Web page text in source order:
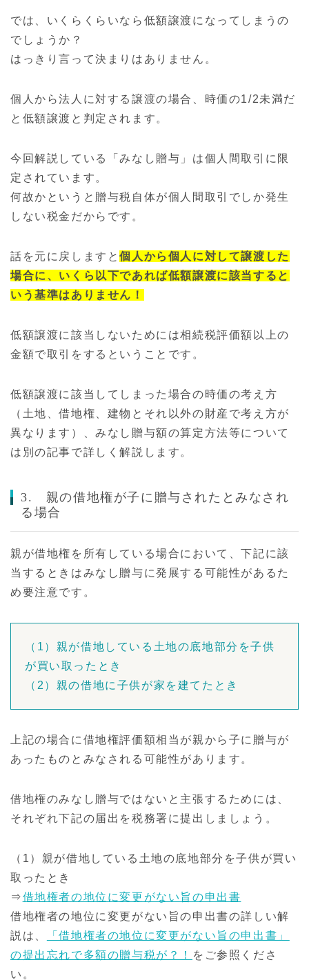
では、いくらくらいなら低額譲渡になってしまうの
でしょうか？
はっきり言って決まりはありません。
個人から法人に対する譲渡の場合、時価の1/2未満だ
と低額譲渡と判定されます。
今回解説している「みなし贈与」は個人間取引に限
定されています。
何故かというと贈与税自体が個人間取引でしか発生
しない税金だからです。
話を元に戻しますと個人から個人に対して譲渡した
場合に、いくら以下であれば低額譲渡に該当すると
いう基準はありません！
低額譲渡に該当しないためには相続税評価額以上の
金額で取引をするということです。
低額譲渡に該当してしまった場合の時価の考え方
（土地、借地権、建物とそれ以外の財産で考え方が
異なります）、みなし贈与額の算定方法等について
は別の記事で詳しく解説します。
3. 親の借地権が子に贈与されたとみなされ
る場合
親が借地権を所有している場合において、下記に該
当するときはみなし贈与に発展する可能性があるた
め要注意です。
（1）親が借地している土地の底地部分を子供
が買い取ったとき
（2）親の借地に子供が家を建てたとき
上記の場合に借地権評価額相当が親から子に贈与が
あったものとみなされる可能性があります。
借地権のみなし贈与ではないと主張するためには、
それぞれ下記の届出を税務署に提出しましょう。
（1）親が借地している土地の底地部分を子供が買い
取ったとき
⇒借地権者の地位に変更がない旨の申出書
借地権者の地位に変更がない旨の申出書の詳しい解
説は、
「借地権者の地位に変更がない旨の申出書」
の提出忘れで多額の贈与税が？！
をご参照くださ
い。